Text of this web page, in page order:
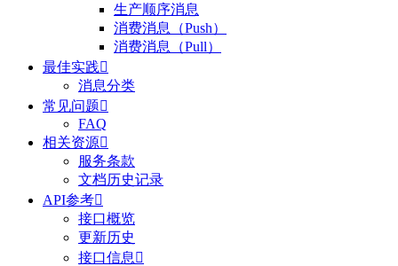
生产顺序消息
消费消息（Push）
消费消息（Pull）
最佳实践
消息分类
常见问题
FAQ
相关资源
服务条款
文档历史记录
API参考
接口概览
更新历史
接口信息 